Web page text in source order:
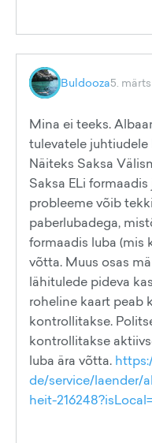
Buldooza5. märts
Mina ei teeks.
tulevatele
Näiteks Saksa
Saksa ELi
probleeme võib
paberlubadega,
formaadis luba (mis
võtta. Muus osas
lähitulede pideva
roheline kaart peab
kontrollitakse.
kontrollitakse
luba ära võtta.
de/service/laender/
heit-